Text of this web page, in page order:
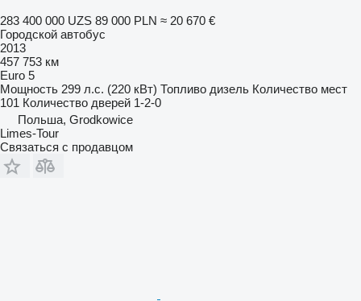
283 400 000 UZS 89 000 PLN ≈ 20 670 €
Городской автобус
2013
457 753 км
Euro 5
Мощность 299 л.с. (220 кВт) Топливо дизель Количество мест
101 Количество дверей 1-2-0
Польша, Grodkowice
Limes-Tour
Связаться с продавцом